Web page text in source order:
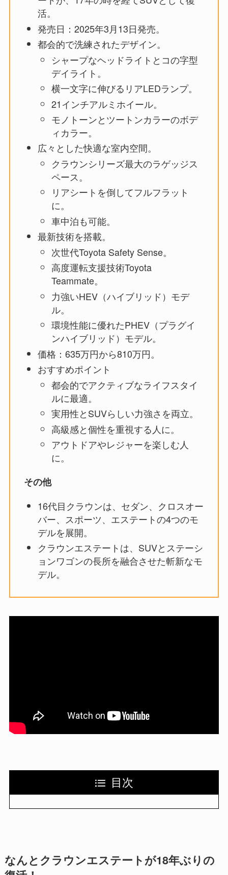
活。
発売日：2025年3月13日発売。
都会的で洗練されたデザイン。
シャープなヘッドライトとコの字型
デイライト。
横一文字に伸びるリアLEDランプ。
21インチアルミホイール。
モノトーンとツートンカラーのボデ
ィカラー。
広々とした快適な室内空間。
クラウンシリーズ最大のラゲッジス
ペース。
リアシートを倒してフルフラット
に。
車中泊も可能。
最新技術を搭載。
次世代Toyota Safety Sense。
高度運転支援技術Toyota
Teammate。
力強いHEV（ハイブリッド）モデ
ル。
環境性能に優れたPHEV（プラグイ
ンハイブリッド）モデル。
価格：635万円から810万円。
おすすめポイント
都会的でアクティブなライフスタイ
ルに最適。
実用性とSUVらしい力強さを両立。
高級感と個性を重視する人に。
アウトドアやレジャーを楽しむ人
に。
その他
16代目クラウンは、セダン、クロスオー
バー、スポーツ、エステートの4つのモ
デルを展開。
クラウンエステートは、SUVとステーシ
ョンワゴンの長所を融合させた斬新なモ
デル。
目次
なんとクラウンエステートが18年ぶりの